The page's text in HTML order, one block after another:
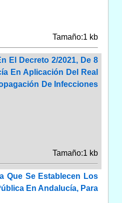
Tamaño:1 kb
El Decreto 2/2021, De 8
En Aplicación Del Real
De Infecciones
Tamaño:1 kb
Que Se Establecen Los
En Andalucía, Para